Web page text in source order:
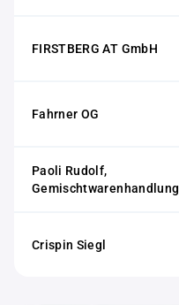
FIRSTBERG AT GmbH
Fahrner OG
Paoli Rudolf,
Gemischtwarenhandlung
Crispin Siegl